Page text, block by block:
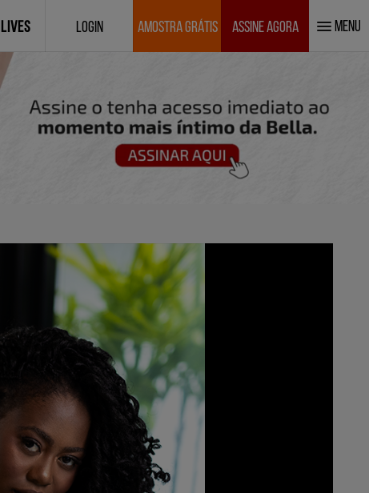
LIVES LOGIN AMOSTRA GRÁTIS ASSINE AGORA MENU